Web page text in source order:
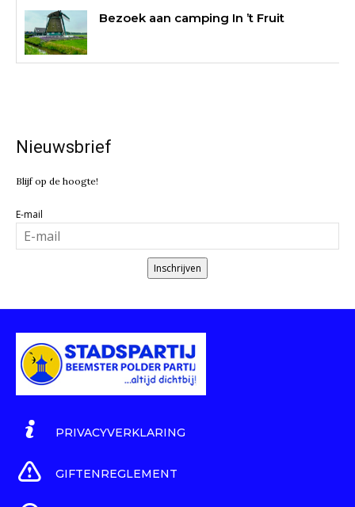
Bezoek aan camping In ’t Fruit
Nieuwsbrief
Blijf op de hoogte!
E-mail
Inschrijven
PRIVACYVERKLARING
GIFTENREGLEMENT